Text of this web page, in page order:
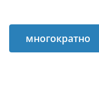
многократно